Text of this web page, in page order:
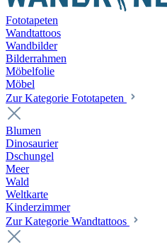
Fototapeten
Wandtattoos
Wandbilder
Bilderrahmen
Möbelfolie
Möbel
Zur Kategorie Fototapeten
Blumen
Dinosaurier
Dschungel
Meer
Wald
Weltkarte
Kinderzimmer
Zur Kategorie Wandtattoos